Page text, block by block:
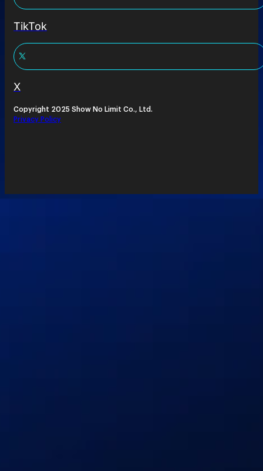
TikTok
X
Copyright 2025 Show No Limit Co., Ltd.
Privacy Policy